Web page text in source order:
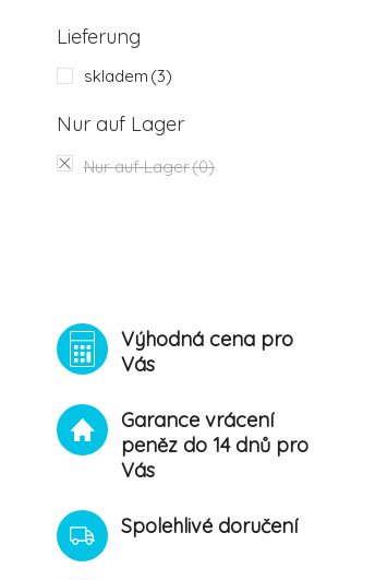
Lieferung
skladem (3)
Nur auf Lager
Nur auf Lager(0)
Výhodná cena pro
Vás
Garance vrácení
peněz do 14 dnů pro
Vás
Spolehlivé doručení